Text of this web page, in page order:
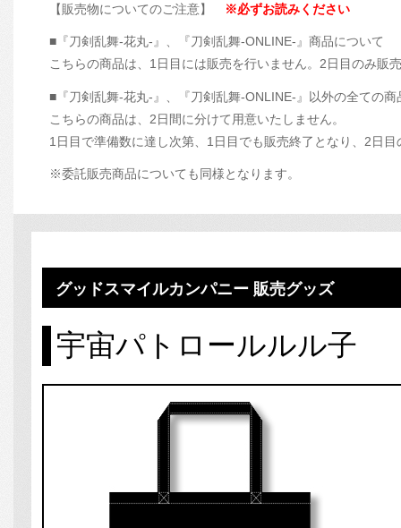
【販売物についてのご注意】 ※必ずお読みください
■『刀剣乱舞-花丸-』、『刀剣乱舞-ONLINE-』商品について
こちらの商品は、1日目には販売を行いません。2日目のみ販
■『刀剣乱舞-花丸-』、『刀剣乱舞-ONLINE-』以外の全ての商
こちらの商品は、2日間に分けて用意いたしません。
1日目で準備数に達し次第、1日目でも販売終了となり、2日
※委託販売商品についても同様となります。